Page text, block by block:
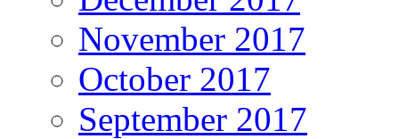
November 2017
October 2017
September 2017